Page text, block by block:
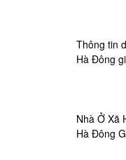
Thông tin
Hà Đông
Nhà Ở Xã
Hà Đông